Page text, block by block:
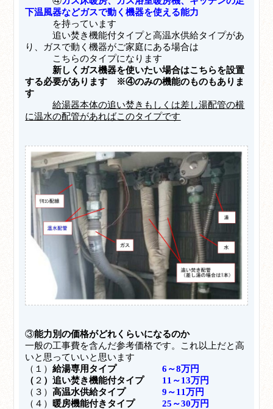
下温風器などガスで動く機器を使える能力
を持っています
追い焚き機能付タイプと高温水供給タイプがあ
り、ガスで動く機器がご家庭にある場合は
こちらのタイプになります
新しくガス機器を使いたい場合はこちらを設置
する必要があります ※④のみの機能のものもありま
す
給湯器本体の追い焚きもしくは差し湯配管の横
に温水の配管があればこのタイプです
③能力別の価格がどれくらいになるのか
一般の工事費を含んだ参考価格です。これ以上だと高
いと思っていいと思います
（１）給湯専用タイプ6～8万円
（ ２ ）追い焚き機能付タイプ 11～13万円
（３）高温水供給タイプ9～11万円
（４） 暖房機能付きタイプ25～30万円